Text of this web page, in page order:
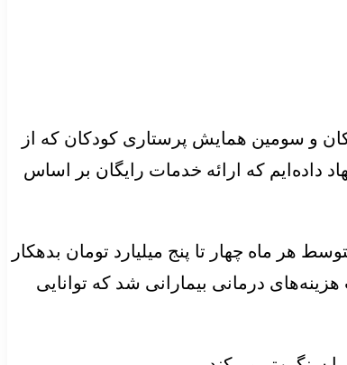
و سومین همایش پرستاری کودکان که از
داده‌ایم که ارائه خدمات رایگان بر اساس
هر ماه چهار تا پنج میلیارد تومان بدهکار
کند که صرف پرداخت هزینه‌های درمانی بیمارانی شد که توانایی